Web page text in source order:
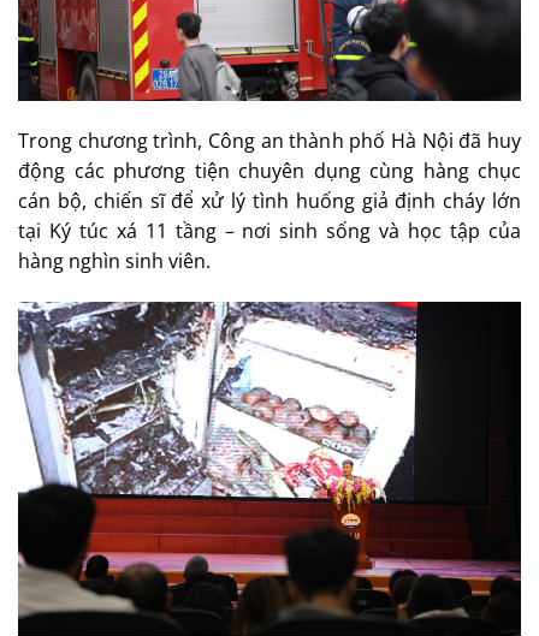
Trong chương trình, Công an thành phố Hà Nội đã huy
động các phương tiện chuyên dụng cùng hàng chục
cán bộ, chiến sĩ để xử lý tình huống giả định cháy lớn
tại Ký túc xá 11 tầng – nơi sinh sống và học tập của
hàng nghìn sinh viên.